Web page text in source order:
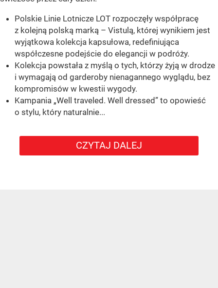
Polskie Linie Lotnicze LOT rozpoczęły współpracę
z kolejną polską marką – Vistulą, której wynikiem jest
wyjątkowa kolekcja kapsułowa, redefiniująca
współczesne podejście do elegancji w podróży.
Kolekcja powstała z myślą o tych, którzy żyją w drodze
i wymagają od garderoby nienagannego wyglądu, bez
kompromisów w kwestii wygody.
Kampania „Well traveled. Well dressed” to opowieść
o stylu, który naturalnie...
CZYTAJ DALEJ